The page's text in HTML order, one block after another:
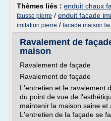
Thèmes liés : enduit chaux
fausse pierre / enduit facade
imitation pierre / facade maison
Ravalement de
maison
Ravalement de façade
Ravalement de façade
L'entretien et le ravalement
du point de vue de
maintenir la maison saine et
L'entretien de la façade se